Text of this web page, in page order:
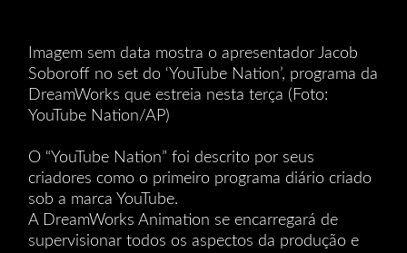
Imagem sem data mostra o apresentador Jacob
Soboroff no set do ‘YouTube Nation’, programa da
DreamWorks que estreia nesta terça (Foto:
YouTube Nation/AP)
O “YouTube Nation” foi descrito por seus
criadores como o primeiro programa diário criado
sob a marca YouTube.
A DreamWorks Animation se encarregará de
supervisionar todos os aspectos da produção e